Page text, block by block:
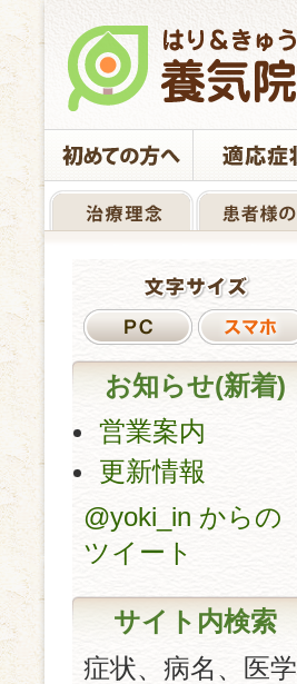
お知らせ(新着)
営業案内
更新情報
@yoki_in からの
ツイート
サイト内検索
症状、病名、医学